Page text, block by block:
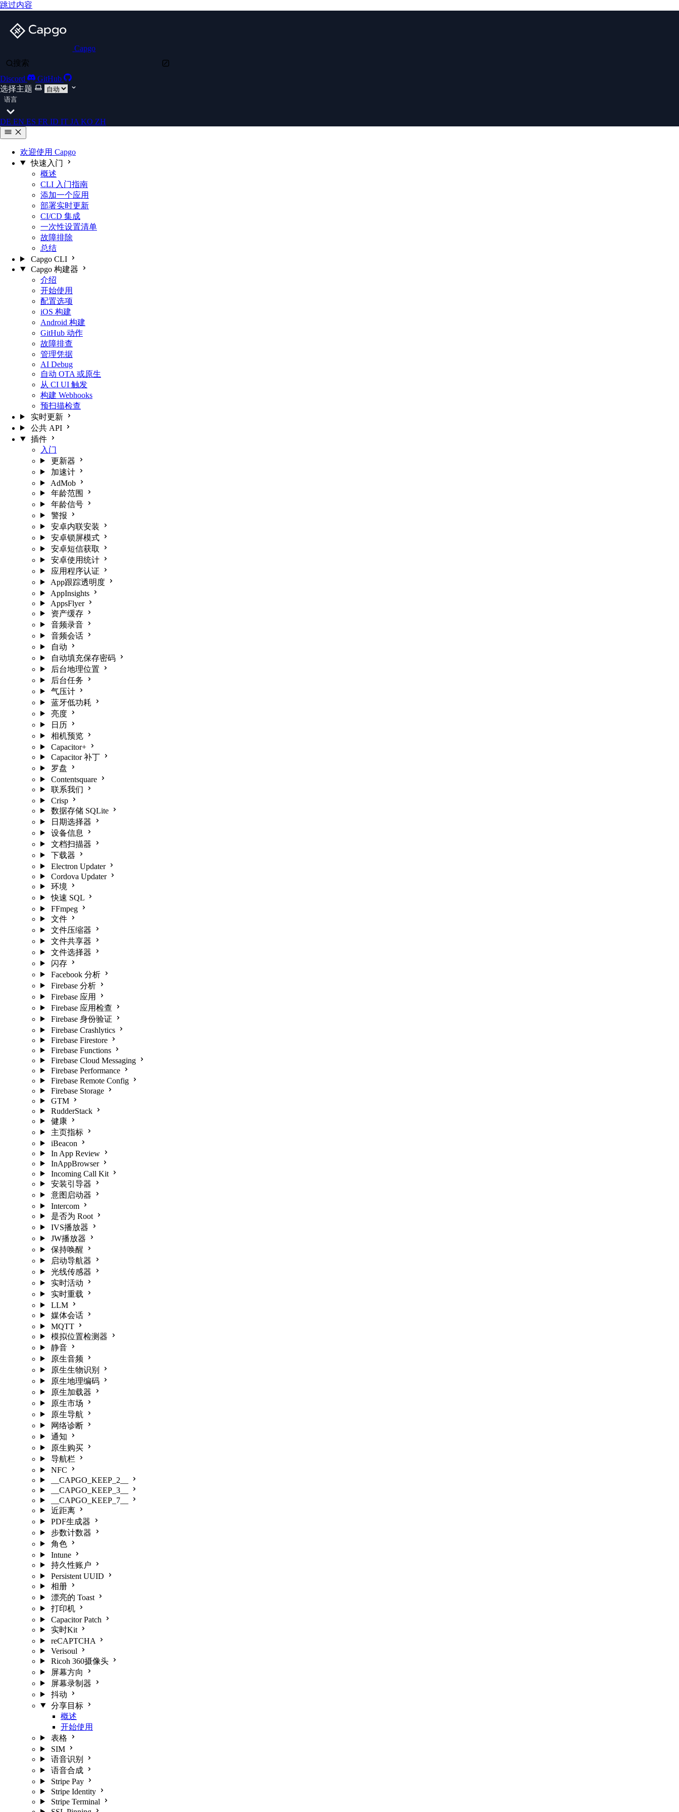
跳过内容
Capgo
搜索
Discord
GitHub
选择主题
语言
DE EN ES FR ID IT JA KO ZH
欢迎使用 Capgo
快速入门
概述
CLI 入门指南
添加一个应用
部署实时更新
CI/CD 集成
一次性设置清单
故障排除
总结
Capgo CLI
Capgo 构建器
介绍
开始使用
配置选项
iOS 构建
Android 构建
GitHub 动作
故障排查
管理凭据
AI Debug
自动 OTA 或原生
从 CI UI 触发
构建 Webhooks
预扫描检查
实时更新
公共 API
插件
入门
更新器
加速计
AdMob
年龄范围
年龄信号
警报
安卓内联安装
安卓锁屏模式
安卓短信获取
安卓使用统计
应用程序认证
App跟踪透明度
AppInsights
AppsFlyer
资产缓存
音频录音
音频会话
自动
自动填充保存密码
后台地理位置
后台任务
气压计
蓝牙低功耗
亮度
日历
相机预览
Capacitor+
Capacitor 补丁
罗盘
Contentsquare
联系我们
Crisp
数据存储 SQLite
日期选择器
设备信息
文档扫描器
下载器
Electron Updater
Cordova Updater
环境
快速 SQL
FFmpeg
文件
文件压缩器
文件共享器
文件选择器
闪存
Facebook 分析
Firebase 分析
Firebase 应用
Firebase 应用检查
Firebase 身份验证
Firebase Crashlytics
Firebase Firestore
Firebase Functions
Firebase Cloud Messaging
Firebase Performance
Firebase Remote Config
Firebase Storage
GTM
RudderStack
健康
主页指标
iBeacon
In App Review
InAppBrowser
Incoming Call Kit
安装引导器
意图启动器
Intercom
是否为 Root
IVS播放器
JW播放器
保持唤醒
启动导航器
光线传感器
实时活动
实时重载
LLM
媒体会话
MQTT
模拟位置检测器
静音
原生音频
原生生物识别
原生地理编码
原生加载器
原生市场
原生导航
网络诊断
通知
原生购买
导航栏
NFC
__CAPGO_KEEP_2__
__CAPGO_KEEP_3__
__CAPGO_KEEP_7__
近距离
PDF生成器
步数计数器
角色
Intune
持久性账户
Persistent UUID
相册
漂亮的 Toast
打印机
Capacitor Patch
实时Kit
reCAPTCHA
Verisoul
Ricoh 360摄像头
屏幕方向
屏幕录制器
抖动
分享目标
概述
开始使用
表格
SIM
语音识别
语音合成
Stripe Pay
Stripe Identity
Stripe Terminal